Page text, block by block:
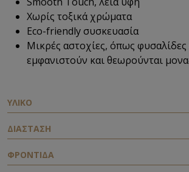
Χωρίς τοξικά χρώματα
Eco-friendly συσκευασία
Μικρές αστοχίες, όπως
εμφανιστούν και θεωρούνται
ΥΛΙΚΟ
ΔΙΑΣΤΑΣΗ
ΦΡΟΝΤΙΔΑ